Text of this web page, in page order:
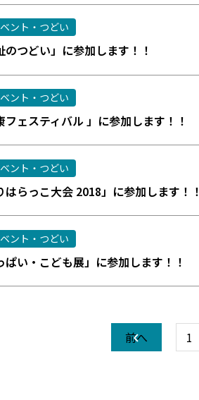
ント・つどい
つどい」に参加します！！
ント・つどい
フェスティバル 」に参加します！！
ント・つどい
らっこ大会 2018」に参加します！！
ント・つどい
ぱい・こども展」に参加します！！
前へ 1